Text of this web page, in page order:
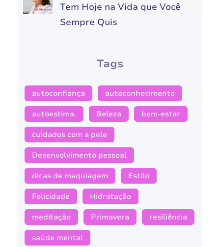
Tem Hoje na Vida que Você
Sempre Quis
Tags
autoconfiança autoconhecimento
autoestima. Beleza bem-estar
cuidados com a pele
Desenvolvimento pessoal
dicas de maquiagem Estilo
Felicidade Hidratação
meditação Primavera resiliência
saúde mental